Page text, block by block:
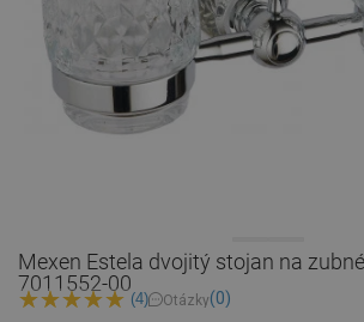
Mexen Estela dvojitý stojan na
7011552-00
(4) Otázky(0)